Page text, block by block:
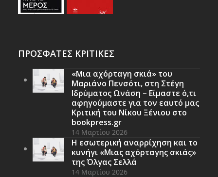
ΠΡΟΣΦΑΤΕΣ ΚΡΙΤΙΚΕΣ
«Μια αχόρταγη σκιά» του
Μαριάνο Πενσότι, στη Στέγη
Ιδρύματος Ωνάση – Είμαστε ό,τι
αφηγούμαστε για τον εαυτό μας
Κριτική του Νίκου Ξένιου στο
bookpress.gr
14 Μαρτίου 2026
Η εσωτερική αναρρίχηση και το
κυνήγι «Μιας αχόρταγης σκιάς»
της Όλγας Σελλά
14 Μαρτίου 2026